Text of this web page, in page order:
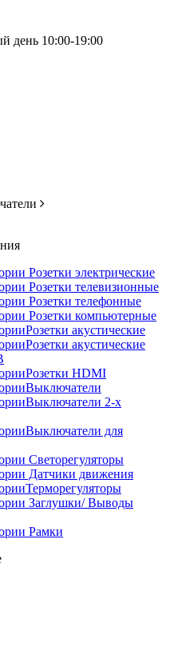
день 10:00-19:00
Розетки электрические
Розетки телевизионные
Розетки телефонные
Розетки компьютерные
Розетки акустические
Розетки акустические
Розетки HDMI
Выключатели
Выключатели 2-х
Выключатели для
Светорегуляторы
Датчики движения
Терморегуляторы
Заглушки/ Выводы
Рамки